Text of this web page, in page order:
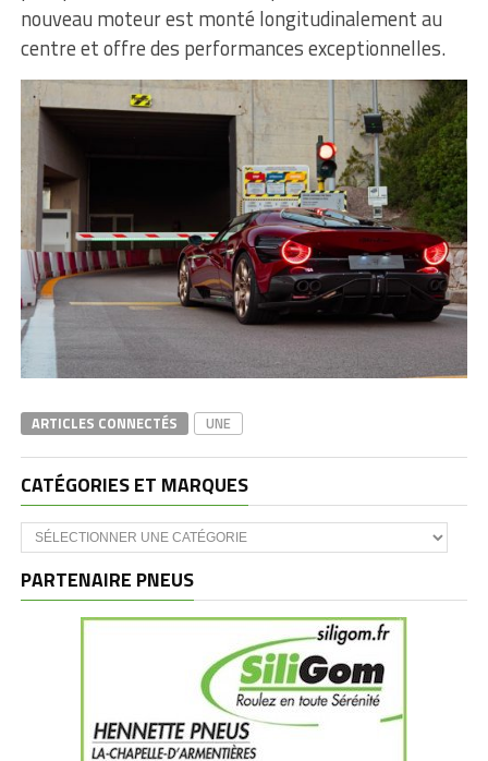
nouveau moteur est monté longitudinalement au
centre et offre des performances exceptionnelles.
ARTICLES CONNECTÉS UNE
CATÉGORIES ET MARQUES
Catégories
et
PARTENAIRE PNEUS